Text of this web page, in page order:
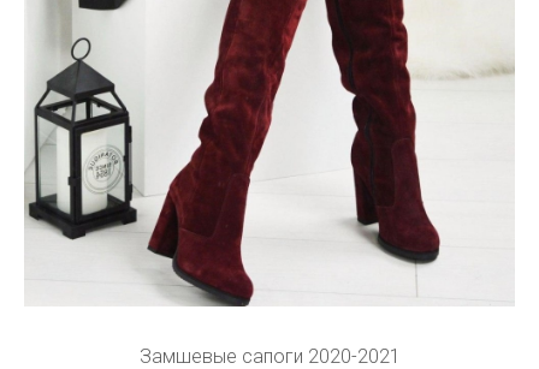
Замшевые сапоги 2020-2021